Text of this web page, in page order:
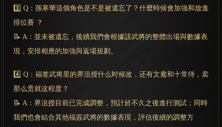
3️⃣ Q：孫寒華這個角色是不是被遺忘了？什麼時候會加強和放進
排位賽 ？
📝 A：並未被遺忘，後續我們會根據該武將的整體出場與數據表
現，安排相應的加強與返場規劃。
4️⃣ Q：福签武将里的界沮授什么时候改，还有文鸯和十常侍，卖
那么贵就这程度？
📝 A：界沮授目前已完成調整，預計於不久之後進行測試；同時
我們也會結合其他福簽武將的數據表現，評估後續的調整方